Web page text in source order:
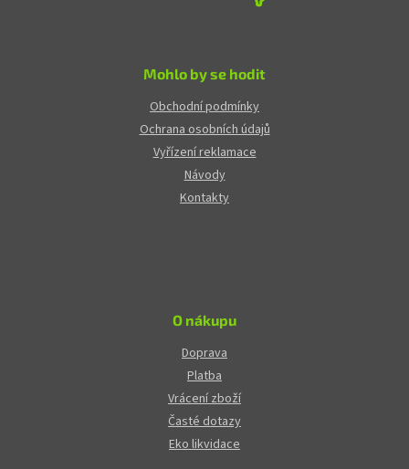
Mohlo by se hodit
Obchodní podmínky
Ochrana osobních údajů
Vyřízení reklamace
Návody
Kontakty
O nákupu
Doprava
Platba
Vrácení zboží
Časté dotazy
Eko likvidace